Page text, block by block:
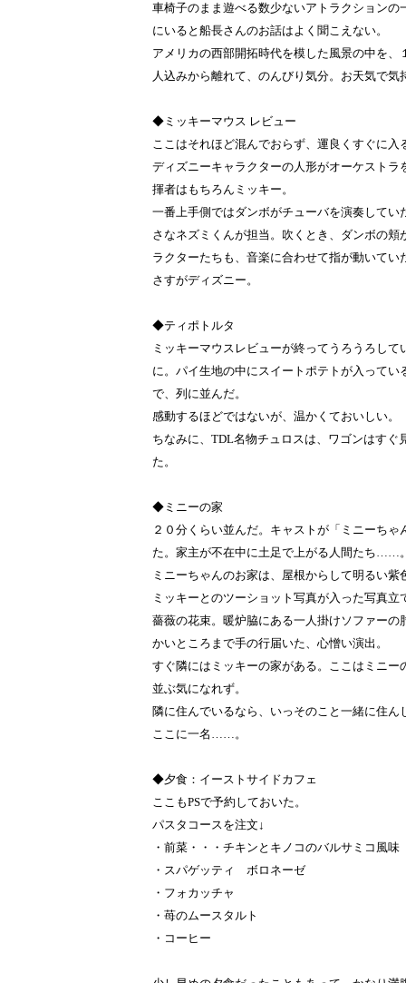
車椅子のまま遊べる数少ないアトラクション
にいると船長さんのお話はよく聞こえない。
アメリカの西部開拓時代を模した風景の中を
人込みから離れて、のんびり気分。お天気で気
◆ミッキーマウス レビュー
ここはそれほど混んでおらず、運良くすぐに入
ディズニーキャラクターの人形がオーケスト
揮者はもちろんミッキー。
一番上手側ではダンボがチューバを演奏して
さなネズミくんが担当。吹くとき、ダンボの
ラクターたちも、音楽に合わせて指が動いて
さすがディズニー。
◆ティポトルタ
ミッキーマウスレビューが終ってうろうろし
に。パイ生地の中にスイートポテトが入って
で、列に並んだ。
感動するほどではないが、温かくておいしい。
ちなみに、TDL名物チュロスは、ワゴンはす
た。
◆ミニーの家
２０分くらい並んだ。キャストが「ミニーち
た。家主が不在中に土足で上がる人間たち……
ミニーちゃんのお家は、屋根からして明るい紫
ミッキーとのツーショット写真が入った写真
薔薇の花束。暖炉脇にある一人掛けソファー
かいところまで手の行届いた、心憎い演出。
すぐ隣にはミッキーの家がある。ここはミニ
並ぶ気になれず。
隣に住んでいるなら、いっそのこと一緒に住
ここに一名……。
◆夕食：イーストサイドカフェ
ここもPSで予約しておいた。
パスタコースを注文↓
・前菜・・・チキンとキノコのバルサミコ風味
・スパゲッティ ボロネーゼ
・フォカッチャ
・苺のムースタルト
・コーヒー